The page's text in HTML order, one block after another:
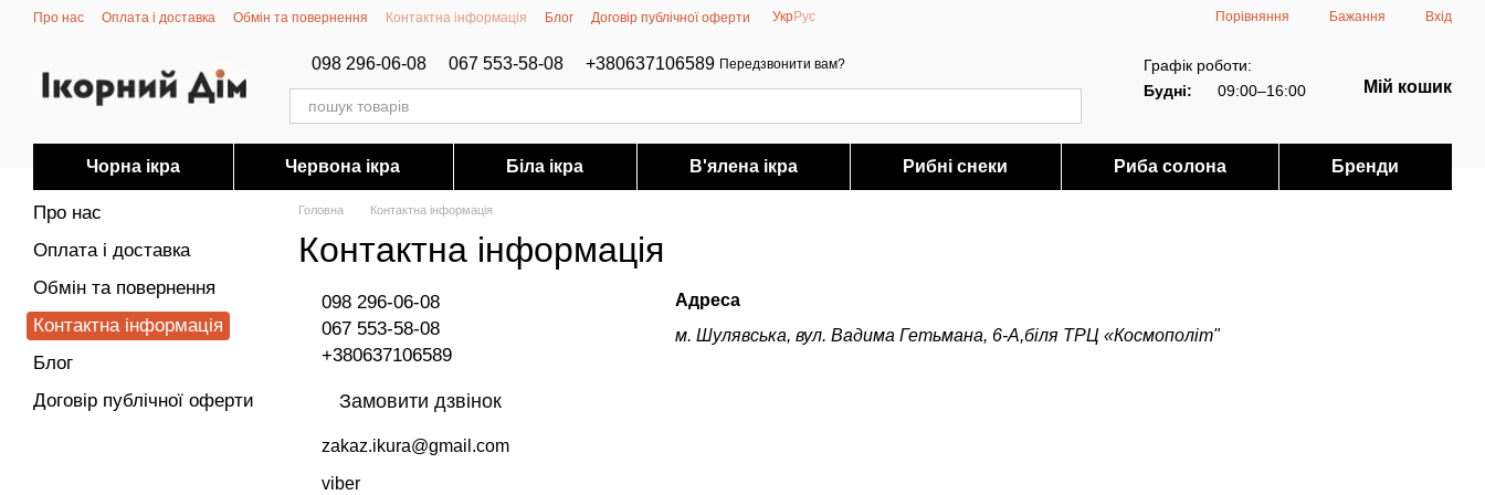
Перейти до основного контенту
Про нас Оплата і доставка Обмін та повернення Контактна інформація Блог Договір публічної оферти УкрРус Порівняння Бажання Вхід
098 296-06-08 067 553-58-08 +380637106589 Передзвонити вам?
Графік роботи:
Будні:
09:00–16:00 Мій кошик
Чорна ікра Червона ікра Біла ікра В'ялена ікра Рибні снеки Риба солона Бренди
Головна Контактна інформація
Контактна інформація
098 296-06-08
067 553-58-08
+380637106589
Замовити дзвінок
zakaz.ikura@gmail.com
viber
Адреса
м. Шулявська, вул. Вадима Гетьмана, 6-А,біля ТРЦ «Космополіт"
Про нас
Оплата і доставка
Обмін та повернення
Контактна інформація
Блог
Договір публічної оферти